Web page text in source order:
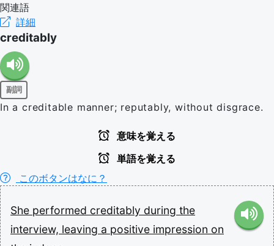
関連語
詳細
creditably
副詞
In a creditable manner; reputably, without disgrace.
意味を覚える
単語を覚える
このボタンはなに？
She performed creditably during the
interview, leaving a positive impression on